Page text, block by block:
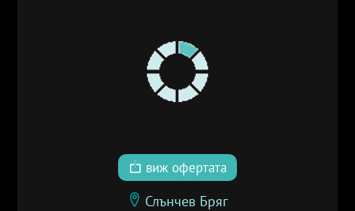
виж офертата
Слънчев Бряг